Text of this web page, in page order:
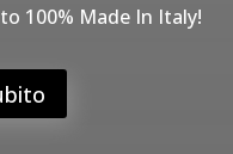
100% Made In Italy!